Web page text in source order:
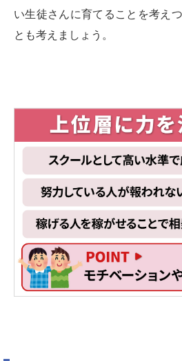
い生徒さんに育てることを考え
とも考えましょう。